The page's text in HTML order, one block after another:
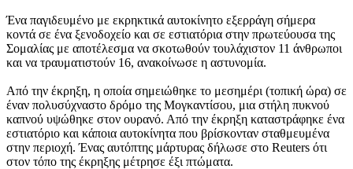
Ένα παγιδευμένο με εκρηκτικά αυτοκίνητο εξερράγη σήμερα
κοντά σε ένα ξενοδοχείο και σε εστιατόρια στην πρωτεύουσα της
Σομαλίας με αποτέλεσμα να σκοτωθούν τουλάχιστον 11 άνθρωποι
και να τραυματιστούν 16, ανακοίνωσε η αστυνομία.
Από την έκρηξη, η οποία σημειώθηκε το μεσημέρι (τοπική ώρα) σε
έναν πολυσύχναστο δρόμο της Μογκαντίσου, μια στήλη πυκνού
καπνού υψώθηκε στον ουρανό. Από την έκρηξη καταστράφηκε ένα
εστιατόριο και κάποια αυτοκίνητα που βρίσκονταν σταθμευμένα
στην περιοχή. Ένας αυτόπτης μάρτυρας δήλωσε στο Reuters ότι
στον τόπο της έκρηξης μέτρησε έξι πτώματα.